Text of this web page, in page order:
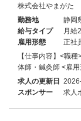
株式会社やまがた
勤務地
静岡
給与タイプ
月給
雇用形態
正社
【仕事内容】<職
体師・鍼灸師 <雇
求人の更新日
スポンサー
求人